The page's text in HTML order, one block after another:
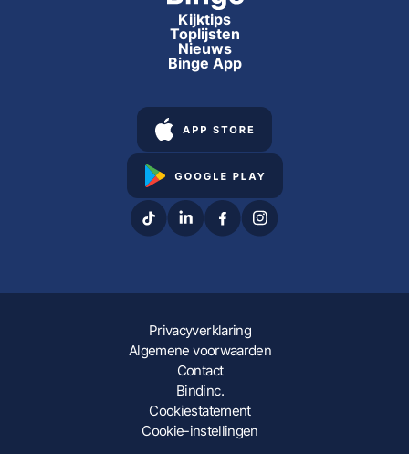
Kijktips
Toplijsten
Nieuws
Binge App
Privacyverklaring
Algemene voorwaarden
Contact
Bindinc.
Cookiestatement
Cookie-instellingen